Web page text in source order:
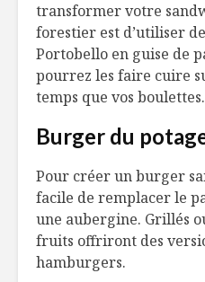
transformer votre
forestier est d’utiliser
Portobello en guise de
pourrez les faire cuire
temps que vos boulettes.
Burger du
Pour créer un burger
facile de remplacer le
une aubergine. Grillés
fruits offriront des
hamburgers.